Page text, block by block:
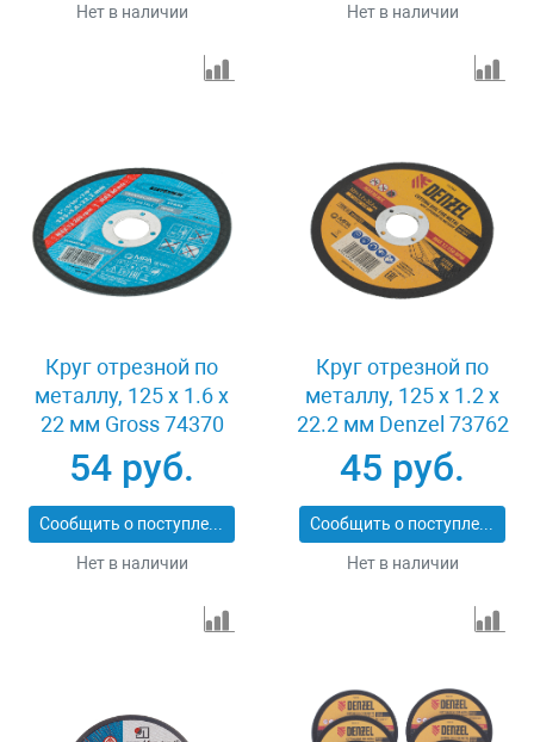
Нет в наличии Нет в наличии
Круг отрезной по
металлу, 125 х 1.6 х
22 мм Gross 74370
54 руб.
Сообщить о поступлении
Нет в наличии
Круг отрезной по
металлу, 125 х 1.2 х
22.2 мм Denzel 73762
45 руб.
Сообщить о поступлении
Нет в наличии